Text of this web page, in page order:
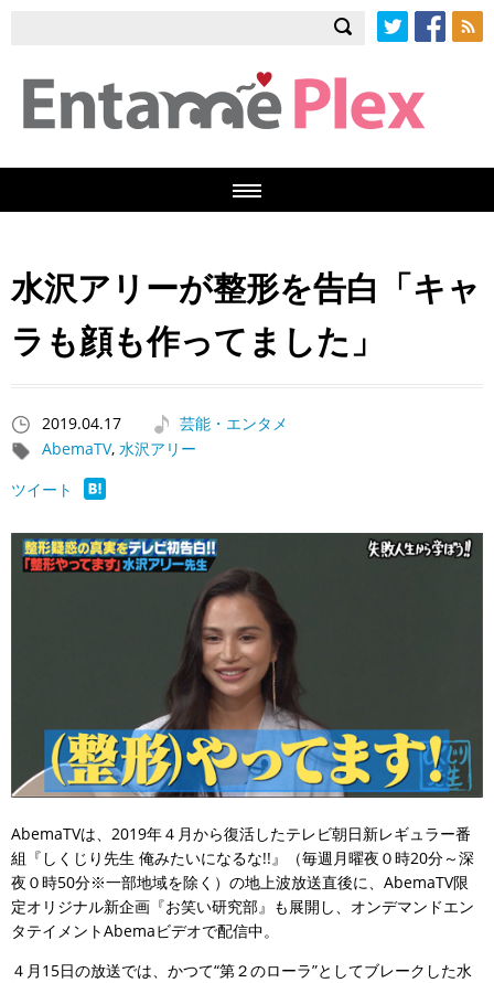
水沢アリーが整形を告白「キャ
ラも顔も作ってました」
2019.04.17
芸能・エンタメ
AbemaTV, 水沢アリー
ツイート
AbemaTVは、2019年４月から復活したテレビ朝日新レギュラー番
組『しくじり先生 俺みたいになるな!!』（毎週月曜夜０時20分～深
夜０時50分※一部地域を除く）の地上波放送直後に、AbemaTV限
定オリジナル新企画『お笑い研究部』も展開し、オンデマンドエン
タテイメントAbemaビデオで配信中。
４月15日の放送では、かつて“第２のローラ”としてブレークした水